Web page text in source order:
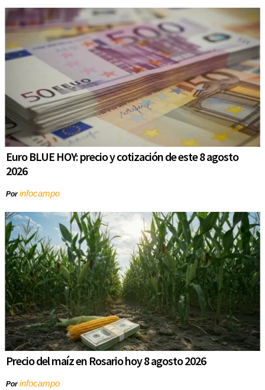
Euro BLUE HOY: precio y cotización de este 8 agosto
2026
Porinfocampo
Precio del maíz en Rosario hoy 8 agosto 2026
Porinfocampo